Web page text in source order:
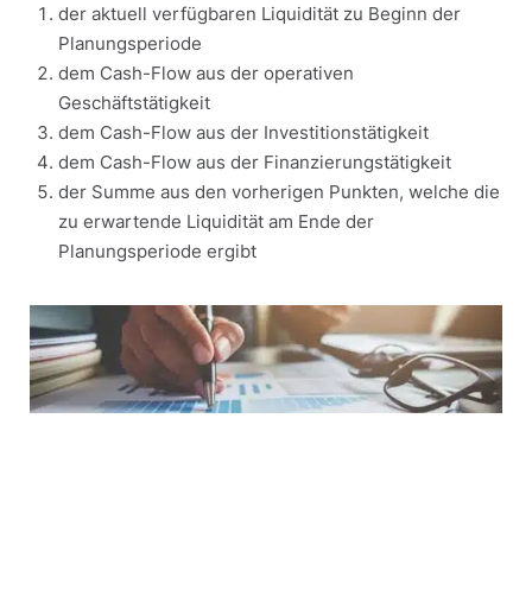
der aktuell verfügbaren Liquidität zu Beginn der
Planungsperiode
dem Cash-Flow aus der operativen
Geschäftstätigkeit
dem Cash-Flow aus der Investitionstätigkeit
dem Cash-Flow aus der Finanzierungstätigkeit
der Summe aus den vorherigen Punkten, welche die
zu erwartende Liquidität am Ende der
Planungsperiode ergibt